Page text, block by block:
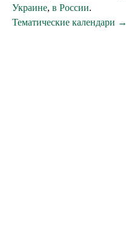
Украине, в России.
Тематические календари →